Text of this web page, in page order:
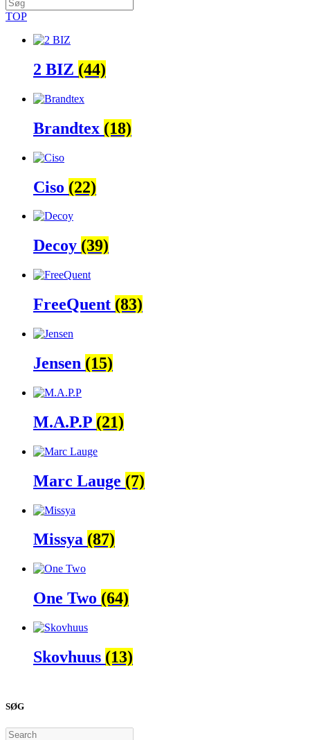
TOP
2 BIZ (44)
Brandtex (18)
Ciso (22)
Decoy (39)
FreeQuent (83)
Jensen (15)
M.A.P.P (21)
Marc Lauge (7)
Missya (87)
One Two (64)
Skovhuus (13)
SØG
Search